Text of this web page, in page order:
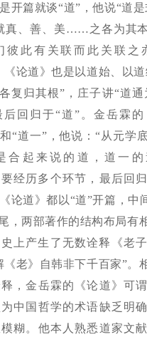
是开篇就谈“道”，他说“道
真、善、美……之各为其
彼此有关联而此关联之
《论道》也是以道始、以
复归其根”，庄子讲“道通
后回归于“道”。金岳霖
“道一”，他说：“从元
合起来说的道，道一
经历多个环节，最后回
论道》都以“道”开篇，中
，两部著作的结构布局有
上产生了无数诠释《老
《老》自韩非下千百家”。
，金岳霖的《论道》可
中国哲学的术语缺乏明
糊。他本人熟悉道家文